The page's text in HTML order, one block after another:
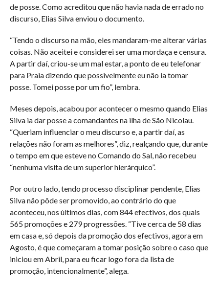
de posse. Como acreditou que não havia nada de errado no
discurso, Elias Silva enviou o documento.
“Tendo o discurso na mão, eles mandaram-me alterar várias
coisas. Não aceitei e considerei ser uma mordaça e censura.
A partir daí, criou-se um mal estar, a ponto de eu telefonar
para Praia dizendo que possivelmente eu não ia tomar
posse. Tomei posse por um fio”, lembra.
Meses depois, acabou por acontecer o mesmo quando Elias
Silva ia dar posse a comandantes na ilha de São Nicolau.
“Queriam influenciar o meu discurso e, a partir daí, as
relações não foram as melhores”, diz, realçando que, durante
o tempo em que esteve no Comando do Sal, não recebeu
“nenhuma visita de um superior hierárquico”.
Por outro lado, tendo processo disciplinar pendente, Elias
Silva não pôde ser promovido, ao contrário do que
aconteceu, nos últimos dias, com 844 efectivos, dos quais
565 promoções e 279 progressões. “Tive cerca de 58 dias
em casa e, só depois da promoção dos efectivos, agora em
Agosto, é que começaram a tomar posição sobre o caso que
iniciou em Abril, para eu ficar logo fora da lista de
promoção, intencionalmente”, alega.